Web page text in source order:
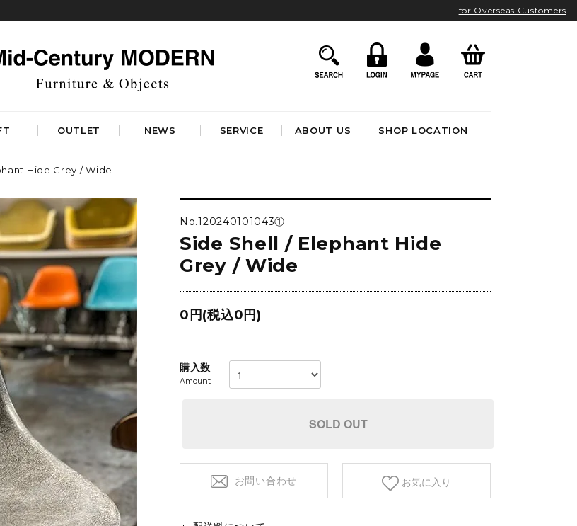
for Overseas Customers
OUTLET NEWS SERVICE ABOUT US SHOP LOCATION
ブル
ル
ロ
ト
&タスクライト
シェルフ&チェスト
ラック&スタンド
RUGS
ベーシックラグマット
デザイナーズラグマット
KITCHEN
テーブルウエア
アート&オブジェ
ポスター&ファブリック
WORKSPACE BEDROOM BATHROOM OUTDOOR
Hide Grey / Wide
No.120240101043①
Side Shell / Elephant Hide
Grey / Wide
0円(税込0円)
購入数
Amount
SOLD OUT
お問い合わせ お気に入り